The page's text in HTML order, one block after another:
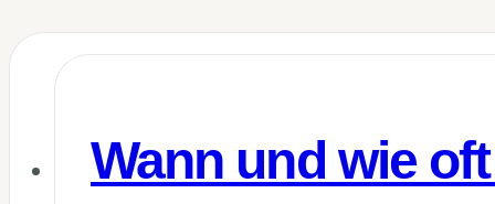
Wann und wie